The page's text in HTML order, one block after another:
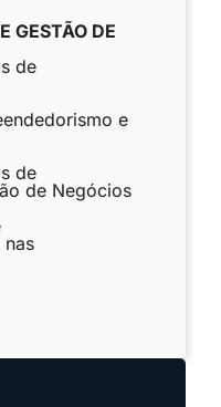
GESTÃO DE
de
e
de
de Negócios
nas